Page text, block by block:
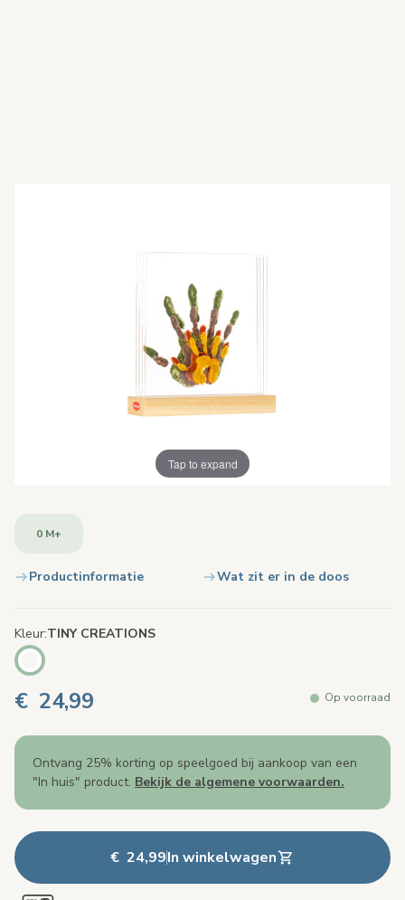
Tap to expand
0 M+
Productinformatie Wat zit er in de doos
Kleur TINY CREATIONS
€ 24,99 Op voorraad
Ontvang 25% korting op speelgoed bij aankoop van een
"In huis" product. Bekijk de algemene voorwaarden.
€ 24,99In winkelwagen